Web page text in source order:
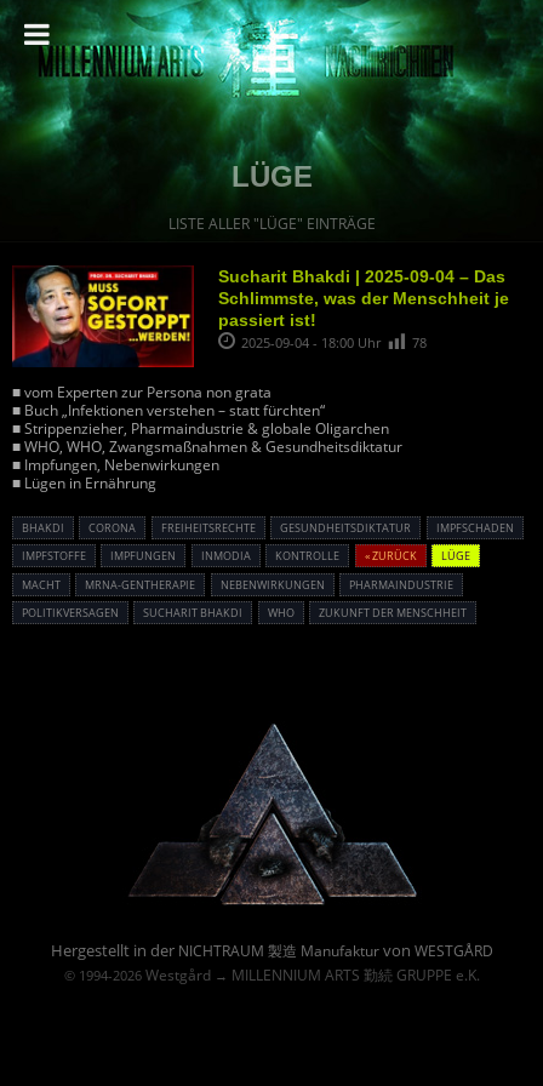
LÜGE
LISTE ALLER "LÜGE" EINTRÄGE
Sucharit Bhakdi | 2025-09-04 – Das
Schlimmste, was der Menschheit je
passiert ist!
2025-09-04 - 18:00 Uhr 78
■ vom Experten zur Persona non grata
■ Buch „Infektionen verstehen – statt fürchten“
■ Strippenzieher, Pharmaindustrie & globale Oligarchen
■ WHO, WHO, Zwangsmaßnahmen & Gesundheitsdiktatur
■ Impfungen, Nebenwirkungen
■ Lügen in Ernährung
BHAKDI CORONA FREIHEITSRECHTE GESUNDHEITSDIKTATUR
IMPFSCHADEN
IMPFSTOFFE
IMPFUNGEN INMODIA KONTROLLE « ZURÜCK
LÜGE
MACHT
MRNA-GENTHERAPIE NEBENWIRKUNGEN
PHARMAINDUSTRIE
POLITIKVERSAGEN
SUCHARIT BHAKDI WHO ZUKUNFT DER MENSCHHEIT
Hergestellt in der NICHTRAUM 製造 Manufakturvon WESTGÅRD
© 1994-2026 Westgård→ MILLENNIUM ARTS 勤続 GRUPPE e.K.
Powered By :